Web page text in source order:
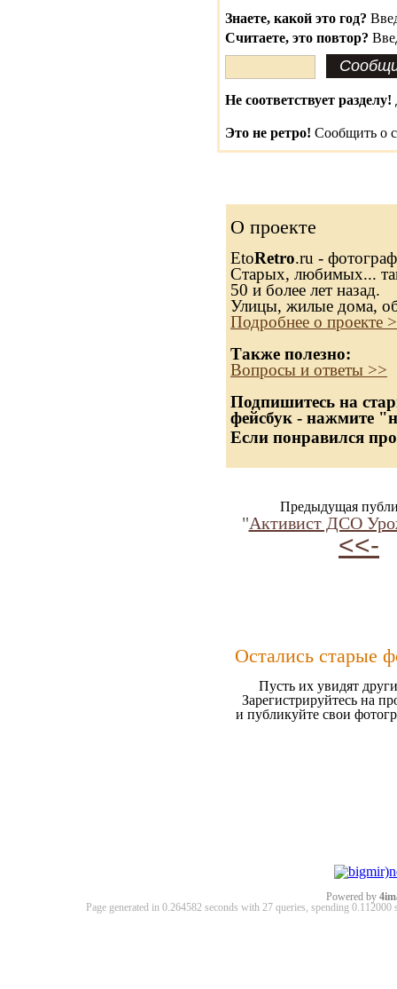
Знаете, какой это год?
Считаете, это повтор?
Не соответствует разделу!
Это не ретро! Сообщить о
О проекте
EtoRetro.ru -
Старых, любимых...
50 и более лет назад.
Улицы, жилые дома,
Подробнее о проекте
Также полезно:
Вопросы и ответы >>
Подпишитесь на
фейсбук - нажмите
Если понравился
Предыдущая
"Активист ДСО
<<-
Остались старые
Пусть их увидят
Зарегистрируйтесь на
и публикуйте свои
Powered by
Page generated in 0.264582 seconds with 27 queries, spending